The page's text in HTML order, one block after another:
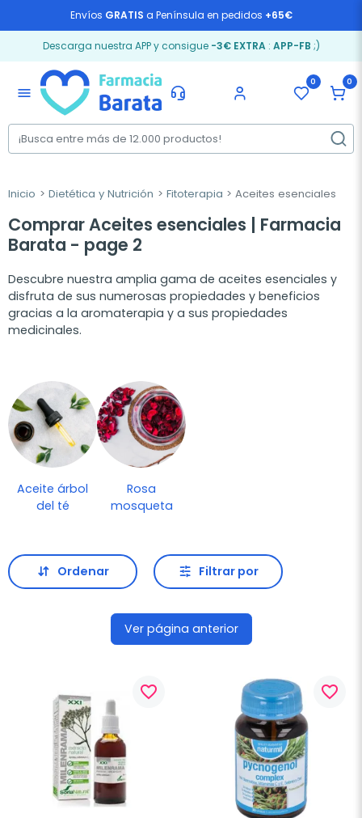
Envíos GRATIS a Península en pedidos +65€
Descarga nuestra APP y consigue -3€ EXTRA: APP-FB ;)
menu
0 0
Inicio Dietética y Nutrición Fitoterapia Aceites esenciales
Comprar Aceites esenciales | Farmacia
Barata - page 2
Descubre nuestra amplia gama de aceites esenciales y
disfruta de sus numerosas propiedades y beneficios
gracias a la aromaterapia y a sus propiedades
medicinales.
Aceite árbol
del té
Rosa
mosqueta
Ordenar Filtrar por
Ver página anterior
favorite_border favorite_border